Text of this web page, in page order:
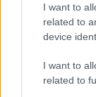
I want to
related to
device
I want to
related to